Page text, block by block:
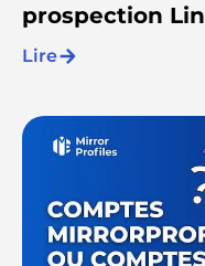
prospection
Lire